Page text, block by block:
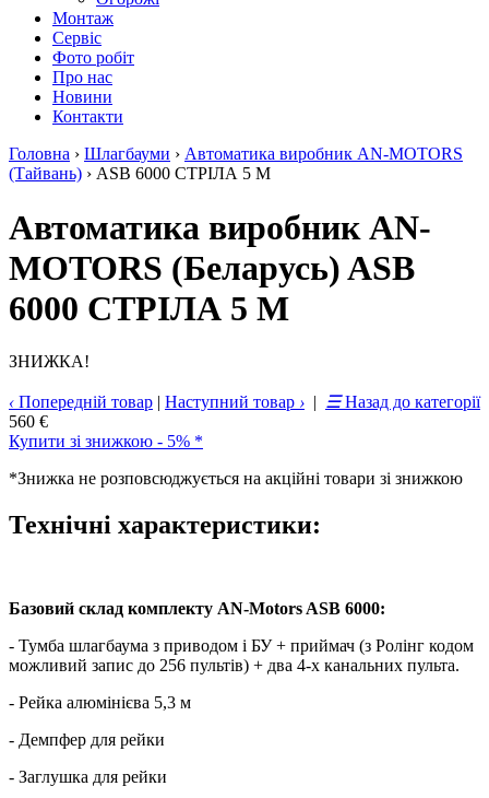
Монтаж
Сервіс
Фото робіт
Про нас
Новини
Контакти
Головна › Шлагбауми › Автоматика виробник AN-MOTORS
(Тайвань) › ASB 6000 СТРІЛА 5 М
Автоматика виробник AN-
MOTORS (Беларусь) ASB
6000 СТРІЛА 5 М
ЗНИЖКА!
‹ Попередній товар | Наступний товар › | ☰Назад до категорії
560 €
Купити зі знижкою - 5% *
*Знижка не розповсюджується на акційні товари зі знижкою
Технічні характеристики:
Базовий склад комплекту AN-Motors ASB 6000:
- Тумба шлагбаума з приводом і БУ + приймач (з Ролінг кодом
можливий запис до 256 пультів) + два 4-х канальних пульта.
- Рейка алюмінієва 5,3 м
- Демпфер для рейки
- Заглушка для рейки